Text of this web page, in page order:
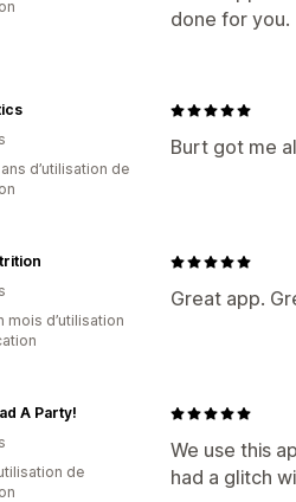
done for you.
Burt got me
d’utilisation de
Great app.
mois d’utilisation
We use this
had a glitch
A Party!
de